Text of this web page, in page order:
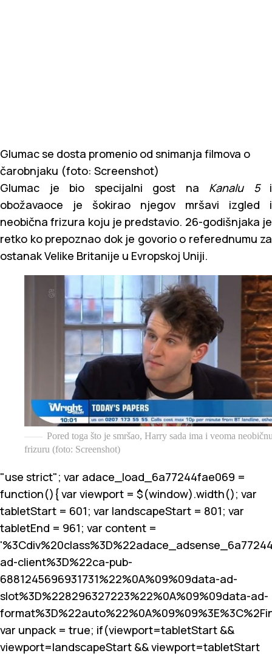
Glumac se dosta promenio od snimanja filmova o
čarobnjaku (foto: Screenshot)
Glumac je bio specijalni gost na Kanalu 5i
obožavaoce je šokirao njegov mršavi izgled i
neobična frizura koju je predstavio. 26-godišnjaka je
retko ko prepoznao dok je govorio o referednumu za
ostanak Velike Britanije u Evropskoj Uniji.
Pored toga što je smršao, Harry sada ima i veoma
frizuru (foto: Screenshot)
"use strict"; var adace_load_6a77244fae069 =
function(){ var viewport = $(window).width(); var
tabletStart = 601; var landscapeStart = 801; var
tabletEnd = 961; var content =
ad-client%3D%22ca-pub-
6881245696931731%22%0A%09%09data-ad-
slot%3D%228296327223%22%0A%09%09data-ad-
var unpack = true; if(viewport=tabletStart &&
viewport=landscapeStart && viewport=tabletStart